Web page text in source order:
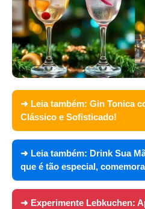
➜ Leia também: Gin Tonica
Clássico e Sofisticado!
➜ Leia também: Drink Sua
que é tão especial,
➜ Experimente Lebkuchen: